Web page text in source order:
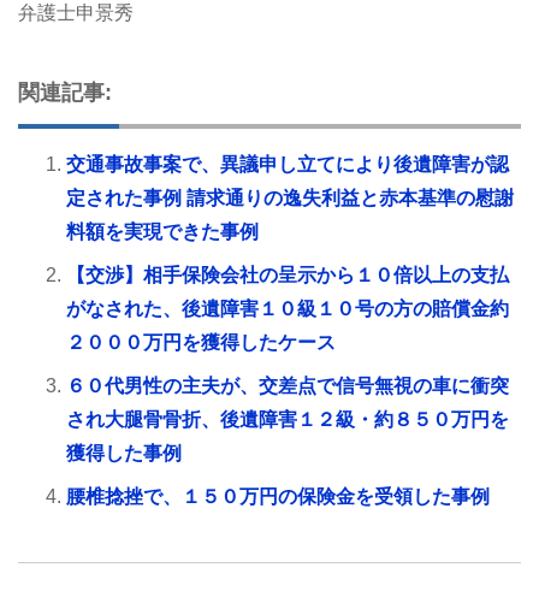
弁護士申景秀
関連記事:
交通事故事案で、異議申し立てにより後遺障害が認
定された事例 請求通りの逸失利益と赤本基準の慰謝
料額を実現できた事例
【交渉】相手保険会社の呈示から１０倍以上の支払
がなされた、後遺障害１０級１０号の方の賠償金約
２０００万円を獲得したケース
６０代男性の主夫が、交差点で信号無視の車に衝突
され大腿骨骨折、後遺障害１２級・約８５０万円を
獲得した事例
腰椎捻挫で、１５０万円の保険金を受領した事例